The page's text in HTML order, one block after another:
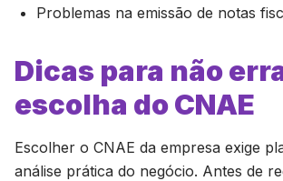
Problemas na emissão de notas
Dicas para não
escolha do CNAE
Escolher o CNAE da empresa exige
análise prática do negócio. Antes de